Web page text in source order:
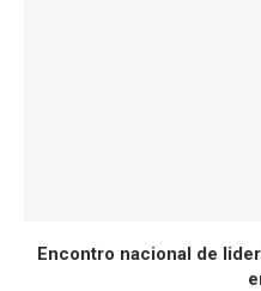
Encontro nacional de